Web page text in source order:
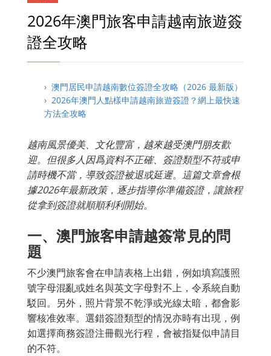
2026年澳門旅客申請越南旅遊簽
證全攻略
› 澳門居民申請越南數位簽證全攻略（2026 最新版）
› 2026年澳門人點樣申請越南旅遊簽證？網上最快速
方法全攻略
越南風景優美、文化豐富，越來越受澳門朋友歡
迎。但很多人因爲資料不正確、簽證類型不符或申
請時機不當，導致簽證被退或延遲。這篇文章會根
據2026年最新政策，逐步指導你準備簽證，讓旅程
從拿到簽證就順順利利開始。
一、澳門旅客申請越簽常見的問
題
不少澳門旅客會在申請表格上出錯，例如填寫護照
號字母混亂或姓名與英文字母對不上，令系統自動
駁回。另外，照片背景不乾淨或光線太暗，都會影
響核准效率。選錯簽證類型的情況亦時有出現，例
如選擇商務簽證注冊觀光行程，會被指疑似申請目
的不符。